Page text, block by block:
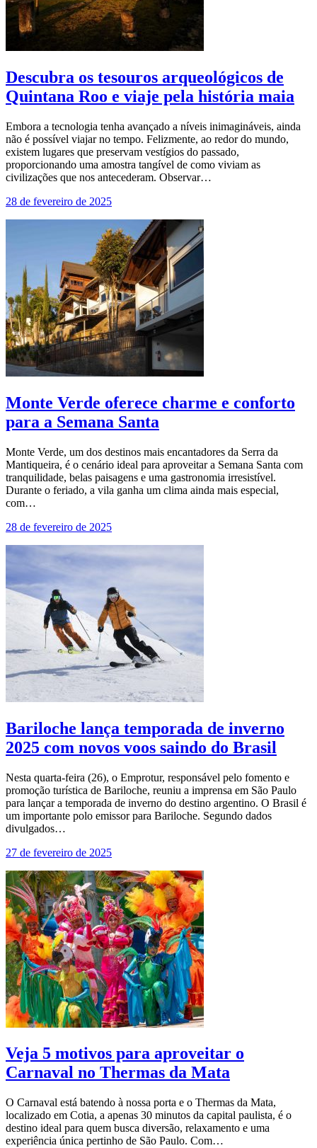
Descubra os tesouros arqueológicos de
Quintana Roo e viaje pela história maia
Embora a tecnologia tenha avançado a níveis inimagináveis, ainda
não é possível viajar no tempo. Felizmente, ao redor do mundo,
existem lugares que preservam vestígios do passado,
proporcionando uma amostra tangível de como viviam as
civilizações que nos antecederam. Observar…
28 de fevereiro de 2025
Monte Verde oferece charme e conforto
para a Semana Santa
Monte Verde, um dos destinos mais encantadores da Serra da
Mantiqueira, é o cenário ideal para aproveitar a Semana Santa com
tranquilidade, belas paisagens e uma gastronomia irresistível.
Durante o feriado, a vila ganha um clima ainda mais especial,
com…
28 de fevereiro de 2025
Bariloche lança temporada de inverno
2025 com novos voos saindo do Brasil
Nesta quarta-feira (26), o Emprotur, responsável pelo fomento e
promoção turística de Bariloche, reuniu a imprensa em São Paulo
para lançar a temporada de inverno do destino argentino. O Brasil é
um importante polo emissor para Bariloche. Segundo dados
divulgados…
27 de fevereiro de 2025
Veja 5 motivos para aproveitar o
Carnaval no Thermas da Mata
O Carnaval está batendo à nossa porta e o Thermas da Mata,
localizado em Cotia, a apenas 30 minutos da capital paulista, é o
destino ideal para quem busca diversão, relaxamento e uma
experiência única pertinho de São Paulo. Com…